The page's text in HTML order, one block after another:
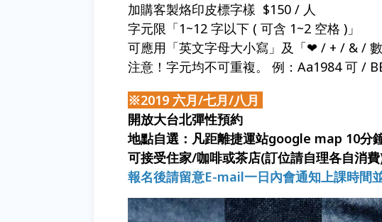
加購客製烙印皮標字樣 $150 / 人
字元限「1~12 字以下 ( 可含 1~2 空格 )」
可應用「英文字母大小寫」及「❤ / + / & / 數
注意！字元均不可重複。 例：Aa1984 可 /
※2019 六月/七月/八月
開放大台北彈性預約
地點自選：凡距離捷運站google map 10分
可接受住家/咖啡或茶店(訂位請自理各自消
報名後請留意E-mail一日內會通知上課時間